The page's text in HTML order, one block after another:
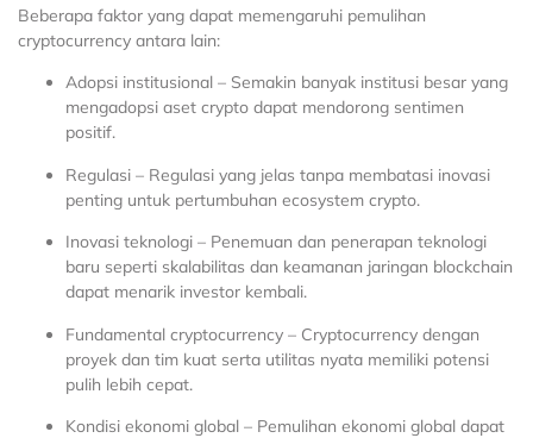
Beberapa faktor yang dapat memengaruhi pemulihan
cryptocurrency antara lain:
Adopsi institusional – Semakin banyak institusi besar yang
mengadopsi aset crypto dapat mendorong sentimen
positif.
Regulasi – Regulasi yang jelas tanpa membatasi inovasi
penting untuk pertumbuhan ecosystem crypto.
Inovasi teknologi – Penemuan dan penerapan teknologi
baru seperti skalabilitas dan keamanan jaringan blockchain
dapat menarik investor kembali.
Fundamental cryptocurrency – Cryptocurrency dengan
proyek dan tim kuat serta utilitas nyata memiliki potensi
pulih lebih cepat.
Kondisi ekonomi global – Pemulihan ekonomi global dapat